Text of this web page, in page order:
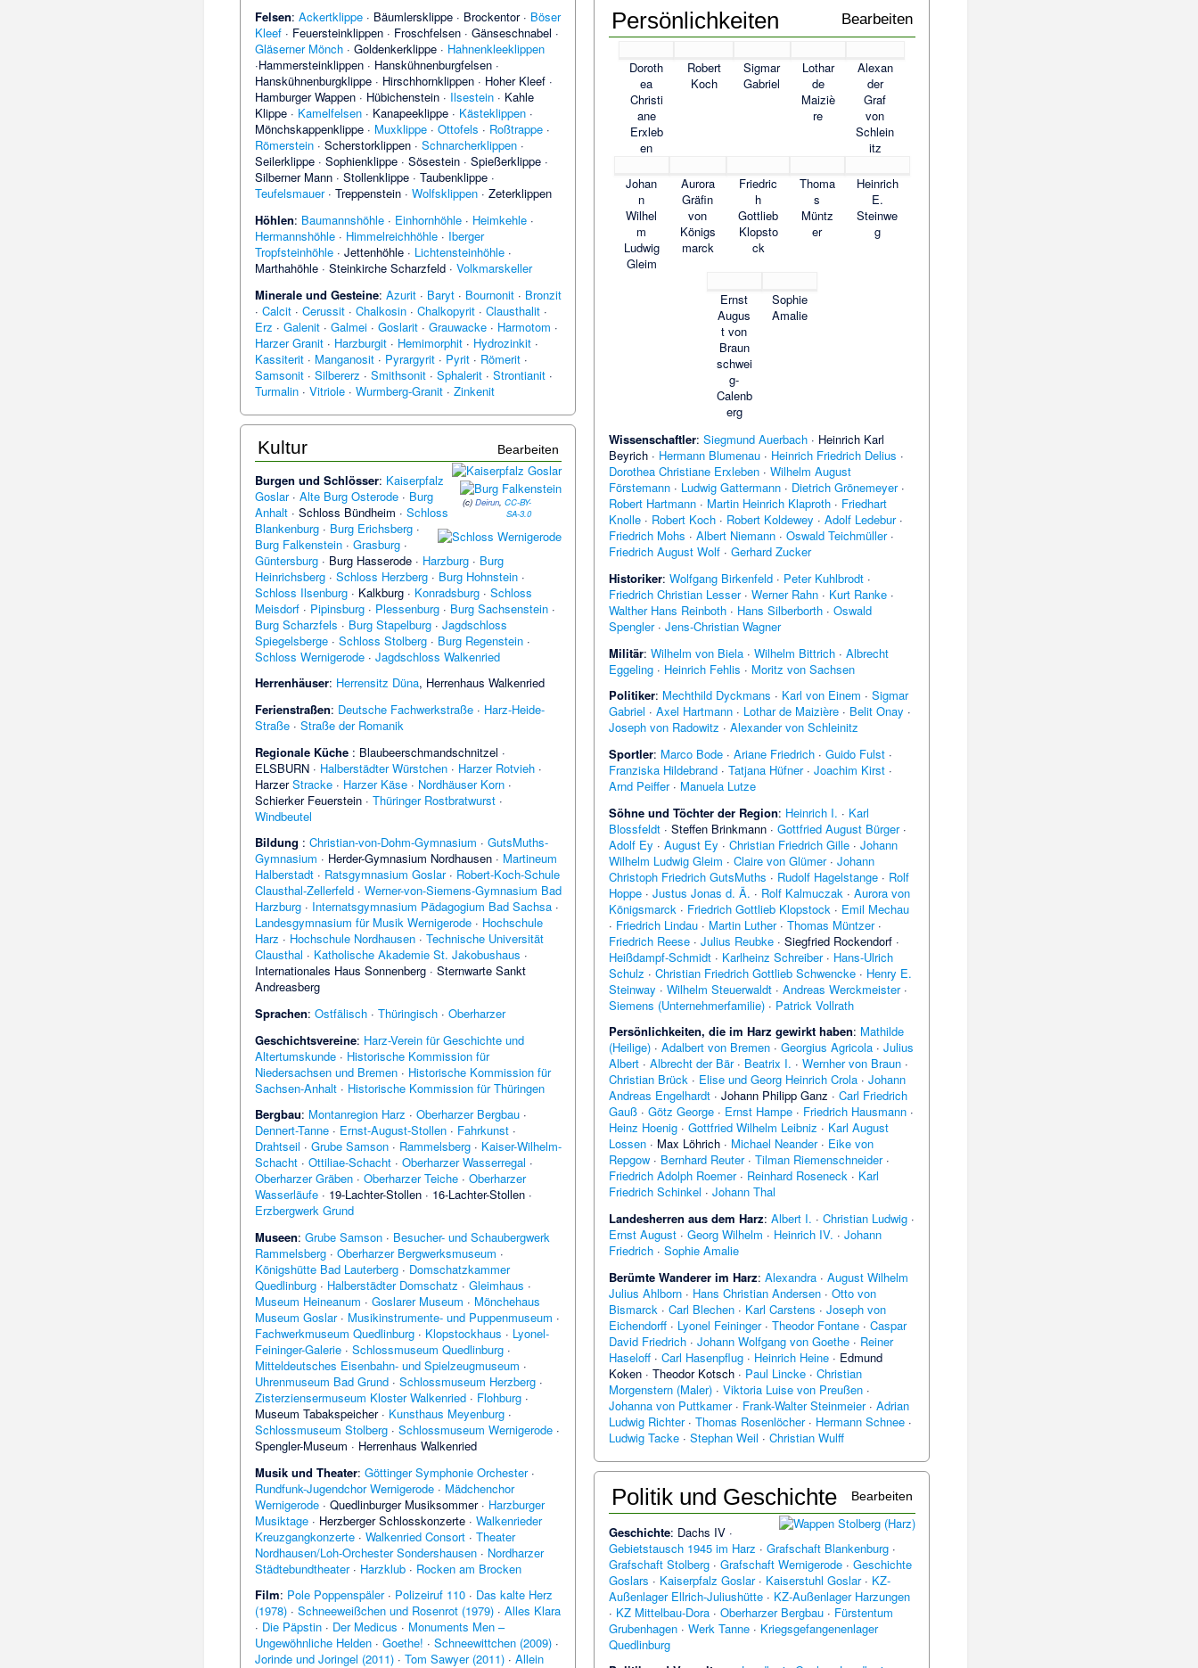
Felsen: Ackertklippe· Bäumlersklippe· Brockentor· Böser
Kleef· Feuersteinklippen· Froschfelsen· Gänseschnabel ·
Gläserner Mönch· Goldenkerklippe· Hahnenkleeklippen
·Hammersteinklippen· Hanskühnenburgfelsen·
Hanskühnenburgklippe· Hirschhornklippen· Hoher Kleef·
Hamburger Wappen· Hübichenstein· Ilsestein· Kahle
Klippe· Kamelfelsen· Kanapeeklippe· Kästeklippen·
Mönchskappenklippe· Muxklippe· Ottofels · Roßtrappe·
Römerstein· Scherstorklippen· Schnarcherklippen·
Seilerklippe· Sophienklippe· Sösestein· Spießerklippe·
Silberner Mann· Stollenklippe· Taubenklippe·
Teufelsmauer· Treppenstein· Wolfsklippen· Zeterklippen
Höhlen: Baumannshöhle· Einhornhöhle· Heimkehle·
Hermannshöhle· Himmelreichhöhle· Iberger
Tropfsteinhöhle· Jettenhöhle· Lichtensteinhöhle·
Marthahöhle· Steinkirche Scharzfeld· Volkmarskeller
Minerale und Gesteine: Azurit· Baryt· Bournonit· Bronzit
· Calcit· Cerussit· Chalkosin· Chalkopyrit· Clausthalit·
Erz · Galenit· Galmei· Goslarit· Grauwacke· Harmotom ·
Harzer Granit· Harzburgit· Hemimorphit· Hydrozinkit·
Kassiterit· Manganosit· Pyrargyrit· Pyrit· Römerit·
Samsonit· Silbererz · Smithsonit· Sphalerit· Strontianit·
Turmalin· Vitriole· Wurmberg-Granit· Zinkenit
Kultur Bearbeiten
(c) Deirun, CC-BY-
SA-3.0
Burgen und Schlösser: Kaiserpfalz
Goslar· Alte Burg Osterode· Burg
Anhalt· Schloss Bündheim · Schloss
Blankenburg· Burg Erichsberg·
Burg Falkenstein· Grasburg·
Güntersburg· Burg Hasserode· Harzburg· Burg
Heinrichsberg· Schloss Herzberg· Burg Hohnstein·
Schloss Ilsenburg· Kalkburg· Konradsburg· Schloss
Meisdorf· Pipinsburg· Plessenburg· Burg Sachsenstein·
Burg Scharzfels · Burg Stapelburg· Jagdschloss
Spiegelsberge· Schloss Stolberg· Burg Regenstein·
Schloss Wernigerode· Jagdschloss Walkenried
Herrenhäuser: Herrensitz Düna, Herrenhaus Walkenried
Ferienstraßen: Deutsche Fachwerkstraße· Harz-Heide-
Straße· Straße der Romanik
Regionale Küche: Blaubeerschmandschnitzel ·
ELSBURN· Halberstädter Würstchen· Harzer Rotvieh·
HarzerStracke· Harzer Käse· Nordhäuser Korn·
Schierker Feuerstein· Thüringer Rostbratwurst·
Windbeutel
Bildung : Christian-von-Dohm-Gymnasium · GutsMuths-
Gymnasium · Herder-Gymnasium Nordhausen· Martineum
Halberstadt· Ratsgymnasium Goslar· Robert-Koch-Schule
Clausthal-Zellerfeld· Werner-von-Siemens-Gymnasium Bad
Harzburg· Internatsgymnasium Pädagogium Bad Sachsa·
Landesgymnasium für Musik Wernigerode· Hochschule
Harz · Hochschule Nordhausen· Technische Universität
Clausthal · Katholische Akademie St. Jakobushaus ·
Internationales Haus Sonnenberg· Sternwarte Sankt
Andreasberg
Sprachen: Ostfälisch· Thüringisch· Oberharzer
Geschichtsvereine: Harz-Verein für Geschichte und
Altertumskunde· Historische Kommission für
Niedersachsen und Bremen· Historische Kommission für
Sachsen-Anhalt· Historische Kommission für Thüringen
Bergbau: Montanregion Harz · Oberharzer Bergbau·
Dennert-Tanne· Ernst-August-Stollen· Fahrkunst·
Drahtseil · Grube Samson· Rammelsberg· Kaiser-Wilhelm-
Schacht· Ottiliae-Schacht· Oberharzer Wasserregal ·
Oberharzer Gräben· Oberharzer Teiche· Oberharzer
Wasserläufe· 19-Lachter-Stollen· 16-Lachter-Stollen·
Erzbergwerk Grund
Museen: Grube Samson· Besucher- und Schaubergwerk
Rammelsberg· Oberharzer Bergwerksmuseum ·
Königshütte Bad Lauterberg· Domschatzkammer
Quedlinburg· Halberstädter Domschatz · Gleimhaus ·
Museum Heineanum · Goslarer Museum · Mönchehaus
Museum Goslar· Musikinstrumente- und Puppenmuseum ·
Fachwerkmuseum Quedlinburg· Klopstockhaus · Lyonel-
Feininger-Galerie· Schlossmuseum Quedlinburg·
Mitteldeutsches Eisenbahn- und Spielzeugmuseum ·
Uhrenmuseum Bad Grund· Schlossmuseum Herzberg·
Zisterziensermuseum Kloster Walkenried· Flohburg·
Museum Tabakspeicher· Kunsthaus Meyenburg·
Schlossmuseum Stolberg· Schlossmuseum Wernigerode·
Spengler-Museum · Herrenhaus Walkenried
Musik und Theater: Göttinger Symphonie Orchester·
Rundfunk-Jugendchor Wernigerode· Mädchenchor
Wernigerode· Quedlinburger Musiksommer· Harzburger
Musiktage· Herzberger Schlosskonzerte· Walkenrieder
Kreuzgangkonzerte· Walkenried Consort· Theater
Nordhausen/Loh-Orchester Sondershausen· Nordharzer
Städtebundtheater· Harzklub· Rocken am Brocken
Film: Pole Poppenspäler· Polizeiruf 110· Das kalte Herz
(1978)· Schneeweißchen und Rosenrot (1979)· Alles Klara
· Die Päpstin· Der Medicus · Monuments Men –
Ungewöhnliche Helden· Goethe! · Schneewittchen (2009)·
Jorinde und Joringel (2011)· Tom Sawyer (2011)· Allein
Persönlichkeiten Bearbeiten
Doroth
ea
Christi
ane
Erxleb
en
Robert
Koch
Sigmar
Gabriel
Lothar
de
Maiziè
re
Alexan
der
Graf
von
Schlein
itz
Johan
n
Wilhel
m
Ludwig
Gleim
Aurora
Gräfin
von
Königs
marck
Friedric
h
Gottlieb
Klopsto
ck
Thoma
s
Müntz
er
Heinrich
E.
Steinwe
g
Ernst
Augus
t von
Braun
schwei
g-
Calenb
erg
Sophie
Amalie
Wissenschaftler: Siegmund Auerbach· Heinrich Karl
Beyrich· Hermann Blumenau· Heinrich Friedrich Delius ·
Dorothea Christiane Erxleben· Wilhelm August
Förstemann· Ludwig Gattermann· Dietrich Grönemeyer·
Robert Hartmann· Martin Heinrich Klaproth· Friedhart
Knolle· Robert Koch· Robert Koldewey · Adolf Ledebur·
Friedrich Mohs · Albert Niemann· Oswald Teichmüller·
Friedrich August Wolf· Gerhard Zucker
Historiker: Wolfgang Birkenfeld· Peter Kuhlbrodt·
Friedrich Christian Lesser· Werner Rahn· Kurt Ranke·
Walther Hans Reinboth· Hans Silberborth· Oswald
Spengler· Jens-Christian Wagner
Militär: Wilhelm von Biela· Wilhelm Bittrich· Albrecht
Eggeling· Heinrich Fehlis · Moritz von Sachsen
Politiker: Mechthild Dyckmans · Karl von Einem · Sigmar
Gabriel · Axel Hartmann· Lothar de Maizière· Belit Onay ·
Joseph von Radowitz · Alexander von Schleinitz
Sportler: Marco Bode· Ariane Friedrich· Guido Fulst·
Franziska Hildebrand· Tatjana Hüfner· Joachim Kirst·
Arnd Peiffer· Manuela Lutze
Söhne und Töchter der Region: Heinrich I. · Karl
Blossfeldt· Steffen Brinkmann· Gottfried August Bürger·
Adolf Ey · August Ey · Christian Friedrich Gille· Johann
Wilhelm Ludwig Gleim · Claire von Glümer· Johann
Christoph Friedrich GutsMuths · Rudolf Hagelstange· Rolf
Hoppe· Justus Jonas d. Ä. · Rolf Kalmuczak · Aurora von
Königsmarck · Friedrich Gottlieb Klopstock · Emil Mechau
· Friedrich Lindau· Martin Luther· Thomas Müntzer·
Friedrich Reese· Julius Reubke· Siegfried Rockendorf·
Heißdampf-Schmidt· Karlheinz Schreiber· Hans-Ulrich
Schulz · Christian Friedrich Gottlieb Schwencke· Henry E.
Steinway · Wilhelm Steuerwaldt· Andreas Werckmeister·
Siemens (Unternehmerfamilie)· Patrick Vollrath
Persönlichkeiten, die im Harz gewirkt haben: Mathilde
(Heilige)· Adalbert von Bremen· Georgius Agricola· Julius
Albert· Albrecht der Bär· Beatrix I. · Wernher von Braun·
Christian Brück· Elise und Georg Heinrich Crola· Johann
Andreas Engelhardt· Johann Philipp Ganz · Carl Friedrich
Gauß· Götz George· Ernst Hampe· Friedrich Hausmann·
Heinz Hoenig· Gottfried Wilhelm Leibniz · Karl August
Lossen· Max Löhrich· Michael Neander· Eike von
Repgow· Bernhard Reuter· Tilman Riemenschneider·
Friedrich Adolph Roemer· Reinhard Roseneck· Karl
Friedrich Schinkel · Johann Thal
Landesherren aus dem Harz: Albert I. · Christian Ludwig·
Ernst August· Georg Wilhelm · Heinrich IV. · Johann
Friedrich· Sophie Amalie
Berümte Wanderer im Harz: Alexandra· August Wilhelm
Julius Ahlborn· Hans Christian Andersen· Otto von
Bismarck · Carl Blechen· Karl Carstens · Joseph von
Eichendorff· Lyonel Feininger· Theodor Fontane· Caspar
David Friedrich· Johann Wolfgang von Goethe· Reiner
Haseloff· Carl Hasenpflug· Heinrich Heine· Edmund
Koken· Theodor Kotsch· Paul Lincke· Christian
Morgenstern (Maler)· Viktoria Luise von Preußen·
Johanna von Puttkamer· Frank-Walter Steinmeier· Adrian
Ludwig Richter· Thomas Rosenlöcher· Hermann Schnee·
Ludwig Tacke· Stephan Weil · Christian Wulff
Politik und Geschichte Bearbeiten
Geschichte: Dachs IV·
Gebietstausch 1945 im Harz · Grafschaft Blankenburg·
Grafschaft Stolberg· Grafschaft Wernigerode· Geschichte
Goslars · Kaiserpfalz Goslar· Kaiserstuhl Goslar· KZ-
Außenlager Ellrich-Juliushütte· KZ-Außenlager Harzungen
· KZ Mittelbau-Dora· Oberharzer Bergbau· Fürstentum
Grubenhagen· Werk Tanne· Kriegsgefangenenlager
Quedlinburg